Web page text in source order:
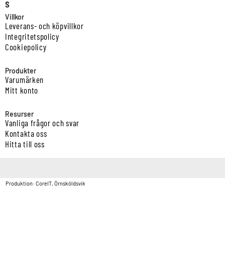
s
Villkor
Leverans- och köpvillkor
Integritetspolicy
Cookiepolicy
Produkter
Varumärken
Mitt konto
Resurser
Vanliga frågor och svar
Kontakta oss
Hitta till oss
Produktion: CoreIT, Örnsköldsvik